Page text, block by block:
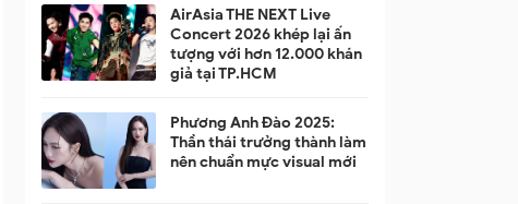
AirAsia THE NEXT Live
Concert 2026 khép lại ấn
tượng với hơn 12.000 khán
giả tại TP.HCM
Phương Anh Đào 2025:
Thần thái trưởng thành làm
nên chuẩn mực visual mới